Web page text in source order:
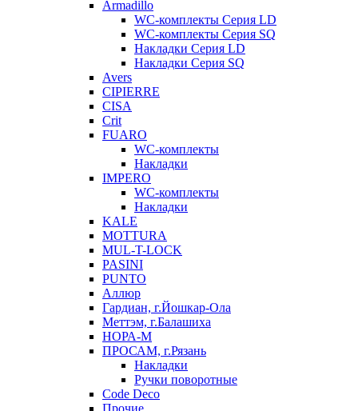
Armadillo
WC-комплекты Серия LD
WC-комплекты Серия SQ
Накладки Серия LD
Накладки Серия SQ
Avers
CIPIERRE
CISA
Crit
FUARO
WC-комплекты
Накладки
IMPERO
WC-комплекты
Накладки
KALE
MOTTURA
MUL-T-LOCK
PASINI
PUNTO
Аллюр
Гардиан, г.Йошкар-Ола
Меттэм, г.Балашиха
НОРА-М
ПРОСАМ, г.Рязань
Накладки
Ручки поворотные
Code Deco
Прочие